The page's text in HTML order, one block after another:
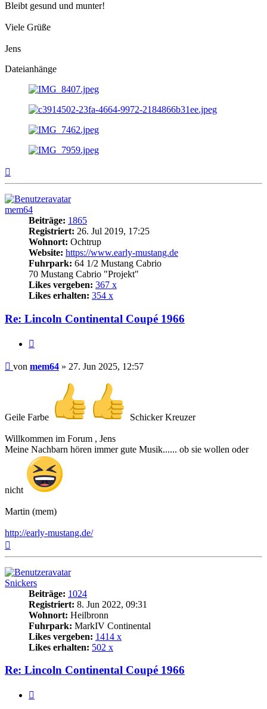
Bleibt gesund und munter!
Viele Grüße
Jens
Dateianhänge
mem64
Beiträge: 1865
Registriert: 26. Jul 2019, 17:25
Wohnort: Ochtrup
Website: https://www.early-mustang.de
Fuhrpark: 64 1/2 Mustang Cabrio
70 Mustang Cabrio "Projekt"
Likes vergeben: 367 x
Likes erhalten: 354 x
Re: Lincoln Continental Coupé 1966
Beitrag
von mem64 » 27. Jun 2025, 12:57
Geile Farbe Schicker Kreuzer
Willkommen im Forum , Jens
Meine Nachbarn hören immer gute Musik...... ob sie wollen oder
nicht
Martin (mem)
http://early-mustang.de/
Snickers
Beiträge: 1024
Registriert: 8. Jun 2022, 09:31
Wohnort: Heilbronn
Fuhrpark: MarkIV Continental
Likes vergeben: 1414 x
Likes erhalten: 502 x
Re: Lincoln Continental Coupé 1966